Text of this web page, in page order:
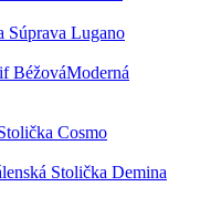
Súprava Lugano
Moderná
Cosmo
Stolička Demina